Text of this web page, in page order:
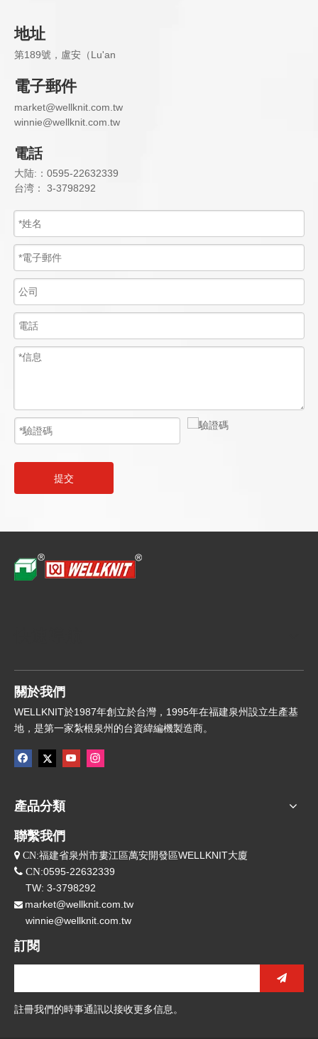
地址
第189號，盧安（Lu'an
電子郵件
market@wellknit.com.tw
winnie@wellknit.com.tw
電話
大陆:：0595-22632339
台湾 ： 3-3798292
提交
關於我們
WELLKNIT於1987年創立於台灣，1995年在福建泉州設立生產基
地，是第一家紮根泉州的台資緯編機製造商。
產品分類
聯繫我們
 CN:福建省泉州市婁江區萬安開發區WELLKNIT大廈
 CN:0595-22632339
TW: 3-3798292
 market@wellknit.com.tw
winnie@wellknit.com.tw
訂閱
註冊我們的時事通訊以接收更多信息。